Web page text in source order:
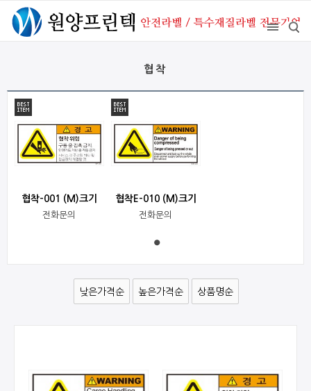
협착
협착-001 (M)크기
전화문의
협착E-010 (M)크기
전화문의
낮은가격순 높은가격순 상품명순